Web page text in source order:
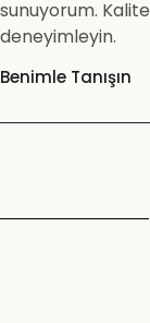
sunuyorum.
deneyimleyin.
Benimle Tanışın